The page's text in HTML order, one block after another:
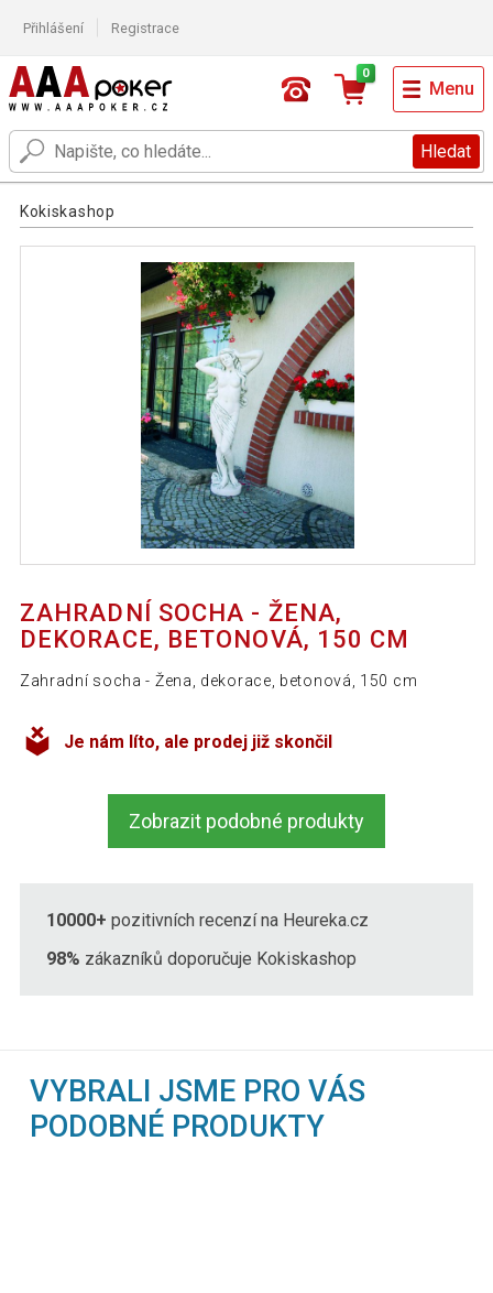
Přihlášení Registrace
Hledat
0
Menu
Kokiskashop
ZAHRADNÍ SOCHA - ŽENA,
DEKORACE, BETONOVÁ, 150 CM
Zahradní socha - Žena, dekorace, betonová, 150 cm
Je nám líto, ale prodej již skončil
Zobrazit podobné produkty
10000+ pozitivních recenzí na Heureka.cz
98% zákazníků doporučuje Kokiskashop
VYBRALI JSME PRO VÁS
PODOBNÉ PRODUKTY